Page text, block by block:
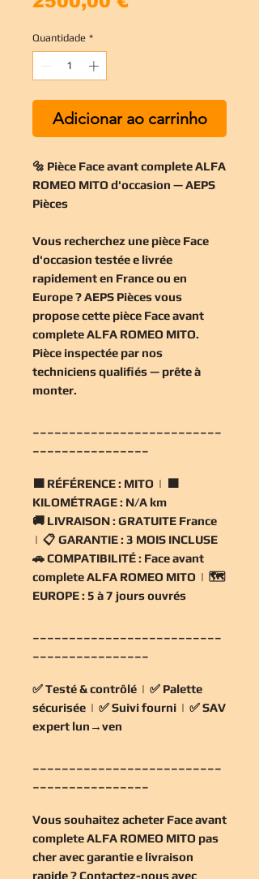
Quantidade *
Adicionar ao carrinho
🔩 Pièce Face avant complete ALFA
ROMEO MITO d'occasion — AEPS
Pièces
Vous recherchez une pièce Face
d'occasion testée e livrée
rapidement en France ou en
Europe ? AEPS Pièces vous
propose cette pièce Face avant
complete ALFA ROMEO MITO.
Pièce inspectée par nos
techniciens qualifiés — prête à
monter.
🟧 RÉFÉRENCE : MITO | 🟧
KILOMÉTRAGE : N/A km
🚚 LIVRAISON : GRATUITE France
| 📋 GARANTIE : 3 MOIS INCLUSE
🚗COMPATIBILITÉ : Face avant
complete ALFA ROMEO MITO | 🗺️
EUROPE : 5 à 7 jours ouvrés
✅Testé & contrôlé | ✅ Palette
sécurisée | ✅Suivi fourni | ✅SAV
expert lun→ven
Vous souhaitez acheter Face avant
complete ALFA ROMEO MITO pas
cheravec garantie e livraison
rapide ? Contactez-nous avec